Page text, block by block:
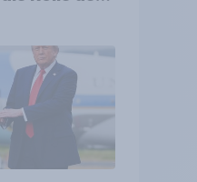
Bündnisse